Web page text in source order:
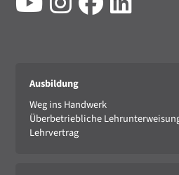
Ausbildung
Weg ins Handwerk
Überbetriebliche
Lehrvertrag